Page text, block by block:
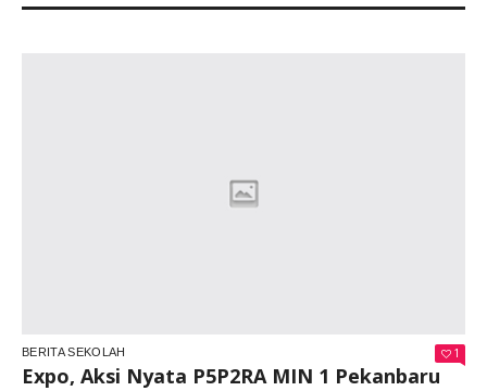
BERITA SEKOLAH 1
Expo, Aksi Nyata P5P2RA MIN 1 Pekanbaru